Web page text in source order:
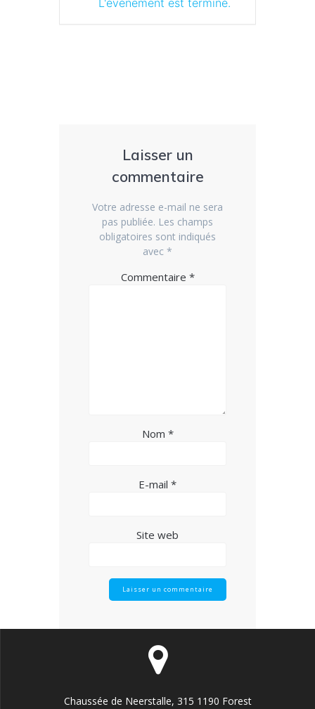
L'événement est terminé.
Laisser un
commentaire
Votre adresse e-mail ne sera
pas publiée. Les champs
obligatoires sont indiqués
avec *
Commentaire *
Nom *
E-mail *
Site web
Chaussée de Neerstalle, 315 1190 Forest